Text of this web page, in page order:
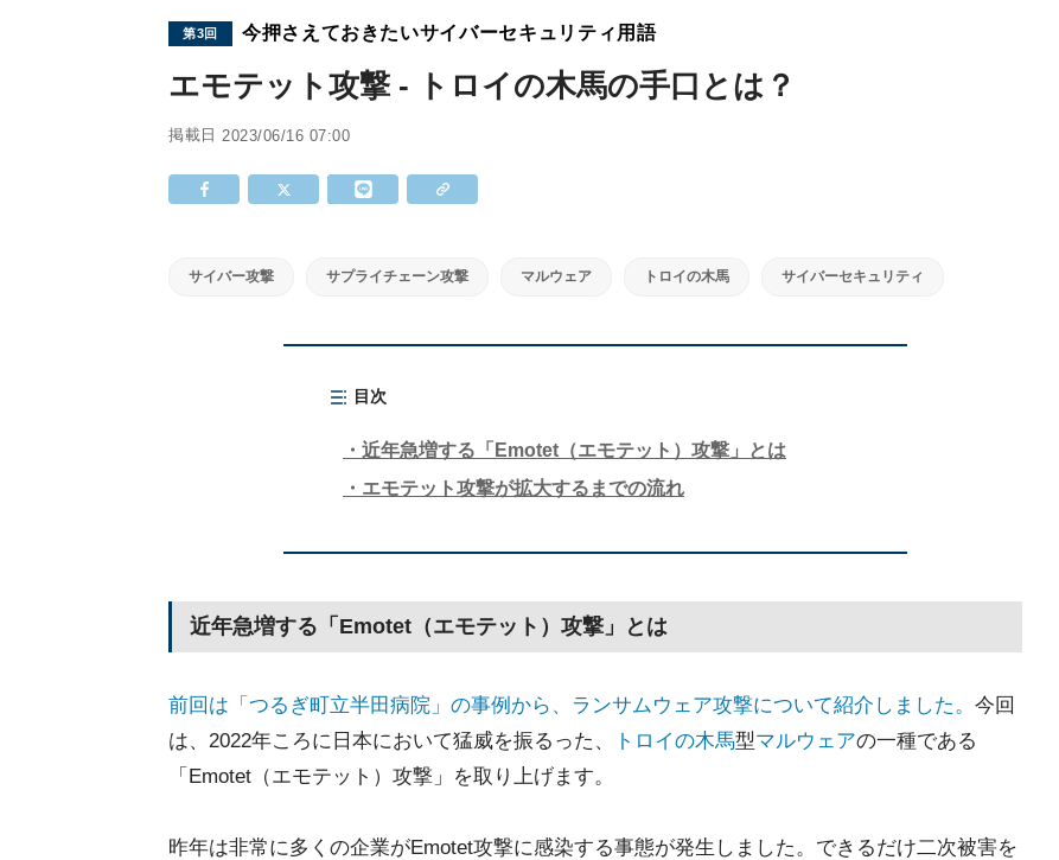
第3回 今押さえておきたいサイバーセキュリティ用語
エモテット攻撃 - トロイの木馬の手口とは？
掲載日 2023/06/16 07:00
サイバー攻撃 サプライチェーン攻撃 マルウェア トロイの木馬 サイバーセキュリティ
目次
近年急増する「Emotet（エモテット）攻撃」とは
エモテット攻撃が拡大するまでの流れ
近年急増する「Emotet（エモテット）攻撃」とは
前回は「つるぎ町立半田病院」の事例から、ランサムウェア攻撃について紹介しました。 今回
は、2022年ころに日本において猛威を振るった、
トロイの木馬型マルウェアの一種である
「Emotet（エモテット）攻撃」を取り上げます。
昨年は非常に多くの企業がEmotet攻撃に感染する事態が発生しました。できるだけ二次被害を